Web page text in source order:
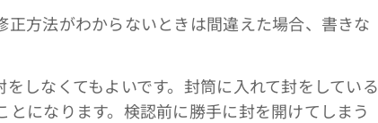
方法がわからないときは間違えた場合、書きな
しなくてもよいです。封筒に入れて封をしている
になります。検認前に勝手に封を開けてしまう